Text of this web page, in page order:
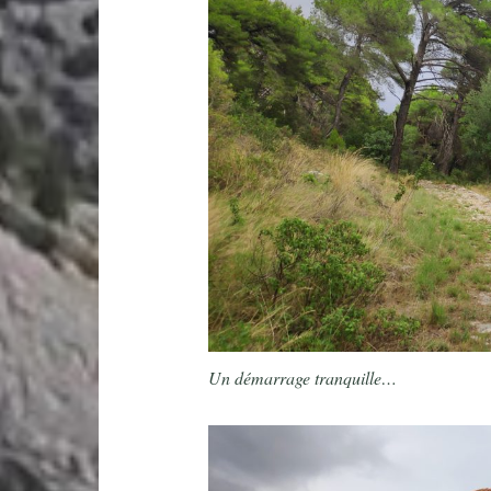
Un démarrage tranquille…